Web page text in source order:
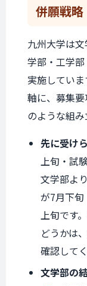
併願戦略
九州大学は
学部・工学
実施してい
軸に、募集
のような組み
先に受け
上旬・試
文学部よ
が7月下
上旬です
どうかは
確認して
文学部の